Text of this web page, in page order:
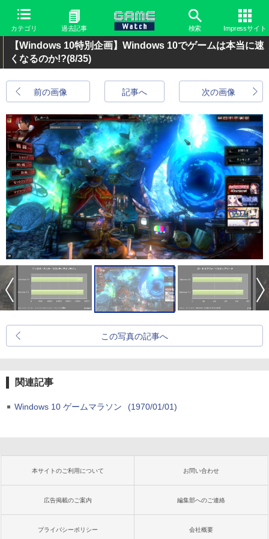
カテゴリ 過去記事 検索 Impressサイト
【Windows 10特別企画】Windows 10でゲームは本当に速
くなるのか!?(8/35)
前の画像 次の画像
記事へ
この写真の記事へ
関連記事
Windows 10 ゲームマラソン (1970/01/01)
本サイトのご利用について お問い合わせ
広告掲載のご案内 編集部へのご連絡
プライバシーポリシー 会社概要